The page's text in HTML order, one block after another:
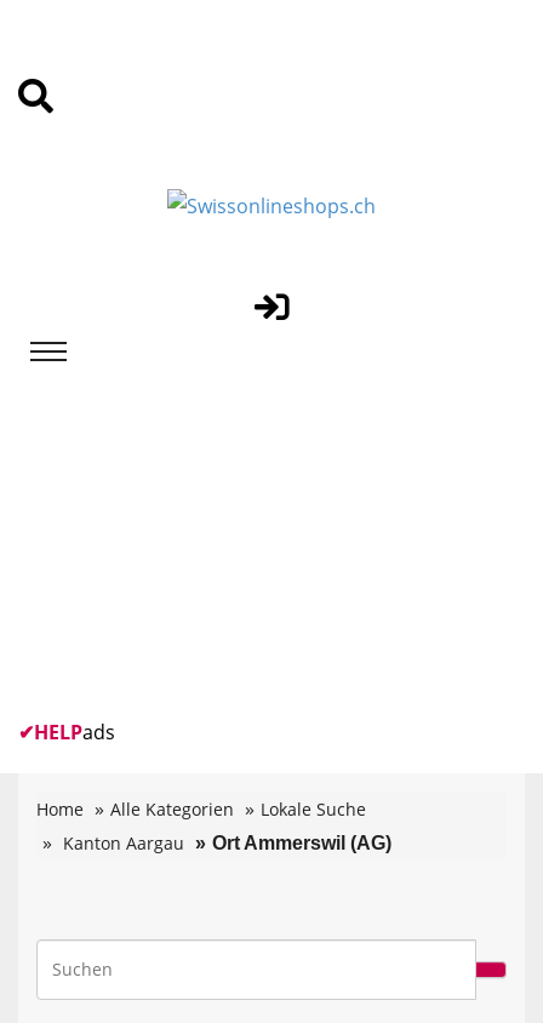
✔HELPads
Home Alle Kategorien
Lokale Suche
Kanton Aargau
Ort Ammerswil (AG)